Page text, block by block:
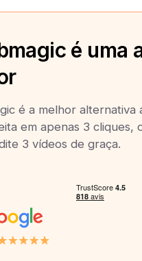
é uma
é a melhor alternativa
em apenas 3 cliques,
3 vídeos de graça.